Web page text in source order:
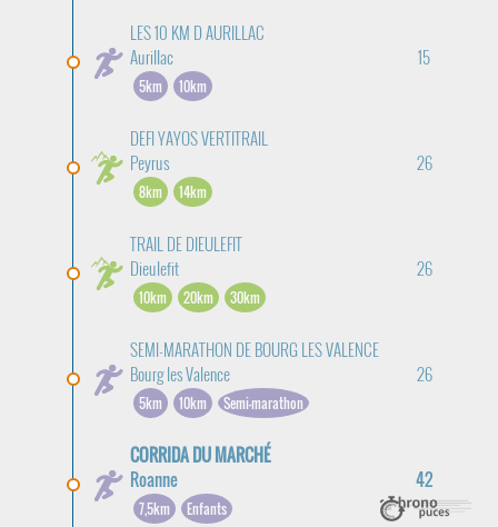
LES 10 KM D AURILLAC
Aurillac
15
5km 10km
DEFI YAYOS VERTITRAIL
Peyrus
26
8km 14km
TRAIL DE DIEULEFIT
Dieulefit
26
10km 20km 30km
SEMI-MARATHON DE BOURG LES VALENCE
Bourg les Valence
26
5km 10km Semi-marathon
CORRIDA DU MARCHÉ
Roanne
42
7,5km Enfants